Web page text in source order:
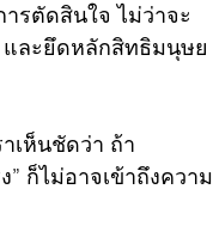
รตัดสินใจ ไม่ว่าจะ
และยึดหลักสิทธิมนุษย
เห็นชัดว่า ถ้า
ก็ไม่อาจเข้าถึงความ